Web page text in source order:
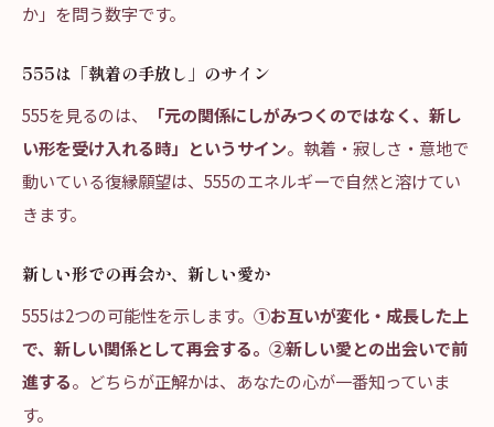
か」を問う数字です。
555は「執着の手放し」のサイン
555を見るのは、
「元の関係にしがみつくのではなく、新し
い形を受け入れる時」というサイン。執着・寂しさ・意地で
動いている復縁願望は、555のエネルギーで自然と溶けてい
きます。
新しい形での再会か、新しい愛か
555は2つの可能性を示します。 ①お互いが変化・成長した上
で、新しい関係として再会する。②新しい愛との出会いで前
進する。どちらが正解かは、あなたの心が一番知っていま
す。